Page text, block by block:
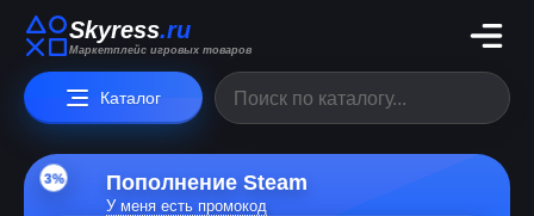
Skyress.ru
Маркетплейс игровых товаров
Каталог
3% Пополнение Steam
У меня есть промокод